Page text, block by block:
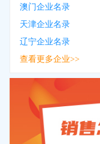
澳门企业名录
天津企业名录
辽宁企业名录
查看更多企业>>